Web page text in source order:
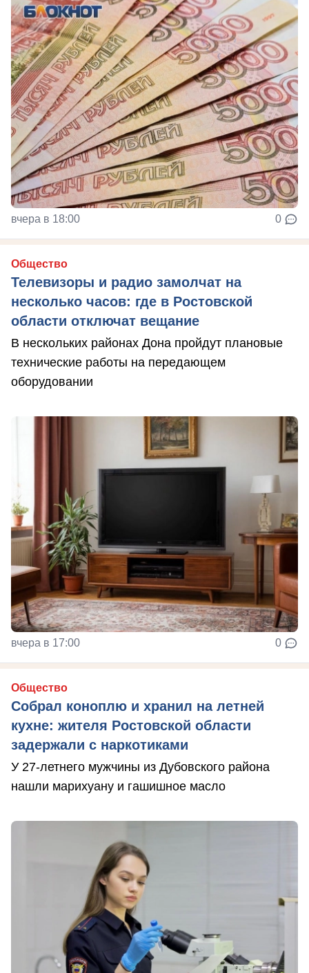
вчера в 18:00 0
Общество
Телевизоры и радио замолчат на
несколько часов: где в Ростовской
области отключат вещание
В нескольких районах Дона пройдут плановые
технические работы на передающем
оборудовании
вчера в 17:00 0
Общество
Собрал коноплю и хранил на летней
кухне: жителя Ростовской области
задержали с наркотиками
У 27-летнего мужчины из Дубовского района
нашли марихуану и гашишное масло